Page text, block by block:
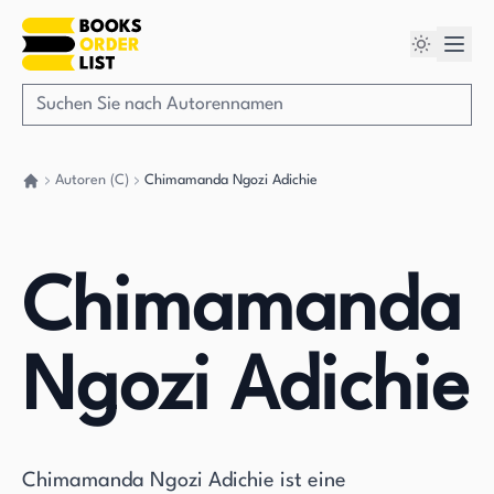
Autoren (C) Chimamanda Ngozi Adichie
Chimamanda
Ngozi Adichie
Chimamanda Ngozi Adichie ist eine